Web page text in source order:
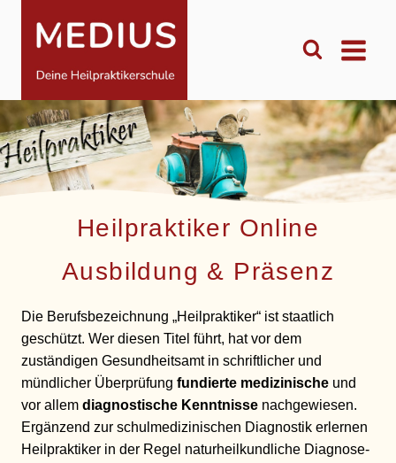
Heilpraktiker Online
Ausbildung & Präsenz
Die Berufsbezeichnung „Heilpraktiker“ ist staatlich
geschützt. Wer diesen Titel führt, hat vor dem
zuständigen Gesundheitsamt in schriftlicher und
mündlicher Überprüfung fundierte medizinische und
vor allem diagnostische Kenntnisse nachgewiesen.
Ergänzend zur schulmedizinischen Diagnostik erlernen
Heilpraktiker in der Regel naturheilkundliche Diagnose-